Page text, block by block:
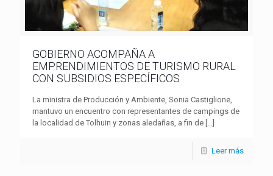
GOBIERNO ACOMPAÑA A
EMPRENDIMIENTOS DE TURISMO RURAL
CON SUBSIDIOS ESPECÍFICOS
La ministra de Producción y Ambiente, Sonia Castiglione,
mantuvo un encuentro con representantes de campings de
la localidad de Tolhuin y zonas aledañas, a fin de […]
Leer más